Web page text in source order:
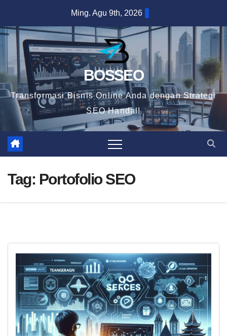
content
Ming. Agu 9th, 2026
BOSSEO
Transformasi Bisnis Online Anda dengan Strategi
SEO Handal!
Tag: Portofolio SEO